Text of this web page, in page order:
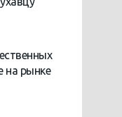
на рынке